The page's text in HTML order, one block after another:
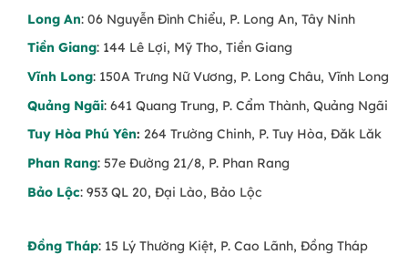
Long An: 06 Nguyễn Đình Chiểu, P. Long An, Tây Ninh
Tiền Giang: 144 Lê Lợi, Mỹ Tho, Tiền Giang
Vĩnh Long: 150A Trưng Nữ Vương, P. Long Châu, Vĩnh Long
Quảng Ngãi: 641 Quang Trung, P. Cẩm Thành, Quảng Ngãi
Tuy Hòa Phú Yên: 264 Trường Chinh, P. Tuy Hòa, Đăk Lăk
Phan Rang: 57e Đường 21/8, P. Phan Rang
Bảo Lộc: 953 QL 20, Đại Lào, Bảo Lộc
Đồng Tháp: 15 Lý Thường Kiệt, P. Cao Lãnh, Đồng Tháp